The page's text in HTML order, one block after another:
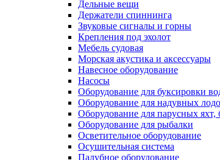
Дельные вещи
Держатели спиннинга
Звуковые сигналы и горны
Крепления под эхолот
Мебель судовая
Морская акустика и аксессуары
Навесное оборудование
Насосы
Оборудование для буксировки
Оборудование для надувных
Оборудование для парусных яхт,
Оборудование для рыбалки
Осветительное оборудование
Осушительная система
Палубное оборудование